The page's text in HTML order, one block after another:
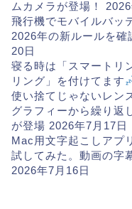
ムカメラが登場！
飛行機でモバイルバッ
2026年の新ルールを確
20日
寝る時は「スマートリ
リング」を付けてます
使い捨てじゃないレン
グラフィーから繰り返
が登場 2026年7月17日
Mac用文字起こしアプ
試してみた。動画の字
2026年7月16日